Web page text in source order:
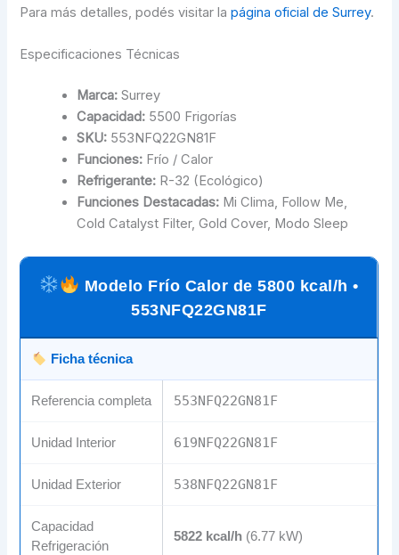
Para más detalles, podés visitar lapágina oficial de Surrey.
Especificaciones Técnicas
Marca: Surrey
Capacidad: 5500 Frigorías
SKU: 553NFQ22GN81F
Funciones: Frío / Calor
Refrigerante: R-32 (Ecológico)
Funciones Destacadas: Mi Clima, Follow Me,
Cold Catalyst Filter, Gold Cover, Modo Sleep
Modelo Frío Calor de 5800 kcal/h •
553NFQ22GN81F
Ficha técnica
Referencia completa 553NFQ22GN81F
Unidad Interior 619NFQ22GN81F
Unidad Exterior 538NFQ22GN81F
Capacidad
Refrigeración
5822 kcal/h (6.77 kW)